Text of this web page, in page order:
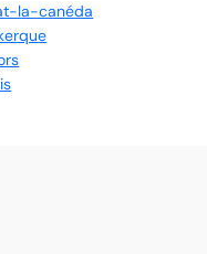
la-canéda